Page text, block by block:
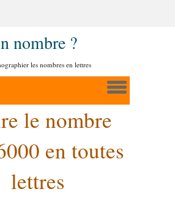
nombre ?
les nombres en lettres
le nombre
en toutes
lettres